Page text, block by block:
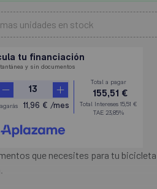
unidades en stock
que necesites para tu bicicleta